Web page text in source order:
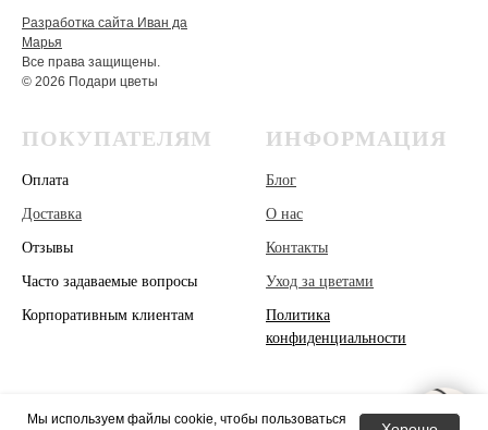
Мы используем файлы cookie, чтобы пользоваться
Разработка сайта Иван да
Марья
Все права защищены.
© 2026 Подари цветы
ПОКУПАТЕЛЯМ
Оплата
Доставка
Отзывы
Часто задаваемые вопросы
Корпоративным клиентам
ИНФОРМАЦИЯ
Блог
О нас
Контакты
Уход за цветами
Политика
конфиденциальности